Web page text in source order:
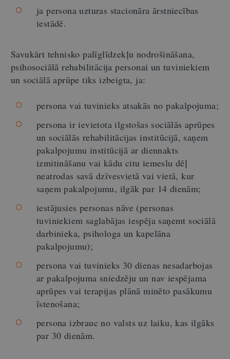
ja persona uzturas stacionāra ārstniecības
iestādē.
Savukārt tehnisko palīglīdzekļu nodrošināšana,
psihosociālā rehabilitācija personai un tuviniekiem
un sociālā aprūpe tiks izbeigta, ja:
persona vai tuvinieks atsakās no pakalpojuma;
persona ir ievietota ilgstošas sociālās aprūpes
un sociālās rehabilitācijas institūcijā, saņem
pakalpojumu institūcijā ar diennakts
izmitināšanu vai kādu citu iemeslu dēļ
neatrodas savā dzīvesvietā vai vietā, kur
saņem pakalpojumu, ilgāk par 14 dienām;
iestājusies personas nāve (personas
tuviniekiem saglabājas iespēja saņemt sociālā
darbinieka, psihologa un kapelāna
pakalpojumu);
persona vai tuvinieks 30 dienas nesadarbojas
ar pakalpojuma sniedzēju un nav iespējama
aprūpes vai terapijas plānā minēto pasākumu
īstenošana;
persona izbrauc no valsts uz laiku, kas ilgāks
par 30 dienām.